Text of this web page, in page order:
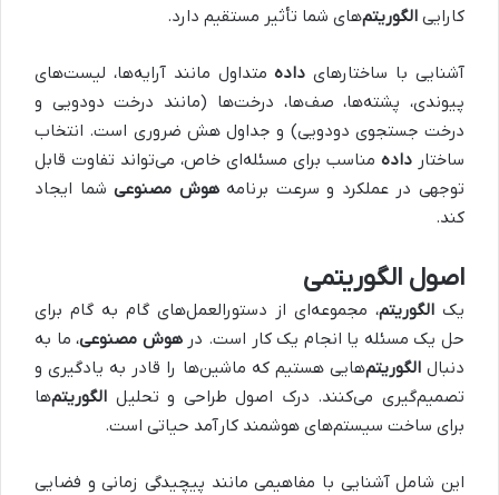
کارایی الگوریتم‌های شما تأثیر مستقیم دارد.
آشنایی با ساختارهای داده‌متداول مانند آرایه‌ها، لیست‌های
پیوندی، پشته‌ها، صف‌ها، درخت‌ها (مانند درخت دودویی و
درخت جستجوی دودویی) و جداول هش ضروری است. انتخاب
ساختار داده‌ مناسب برای مسئله‌ای خاص، می‌تواند تفاوت قابل
توجهی در عملکرد و سرعت برنامههوش مصنوعیشما ایجاد
کند.
اصول الگوریتمی
یک الگوریتم، مجموعه‌ای از دستورالعمل‌های گام به گام برای
حل یک مسئله یا انجام یک کار است. درهوش مصنوعی، ما به
دنبالالگوریتم‌هایی هستیم که ماشین‌ها را قادر به یادگیری و
تصمیم‌گیری می‌کنند. درک اصول طراحی و تحلیل الگوریتم‌ها
برای ساخت سیستم‌های هوشمند کارآمد حیاتی است.
این شامل آشنایی با مفاهیمی مانند پیچیدگی زمانی و فضایی